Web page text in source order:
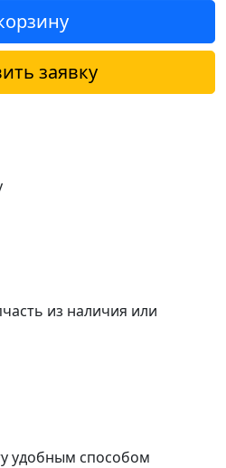
заявку
из наличия или
удобным способом